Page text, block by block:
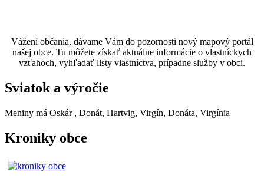
Vážení občania, dávame Vám do pozornosti nový mapový portál
našej obce. Tu môžete získať aktuálne informácie o vlastníckych
vzťahoch, vyhľadať listy vlastníctva, prípadne služby v obci.
Sviatok a výročie
Meniny má Oskár , Donát, Hartvig, Virgín, Donáta, Virgínia
Kroniky obce